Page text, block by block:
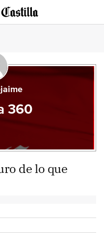
360
de lo que